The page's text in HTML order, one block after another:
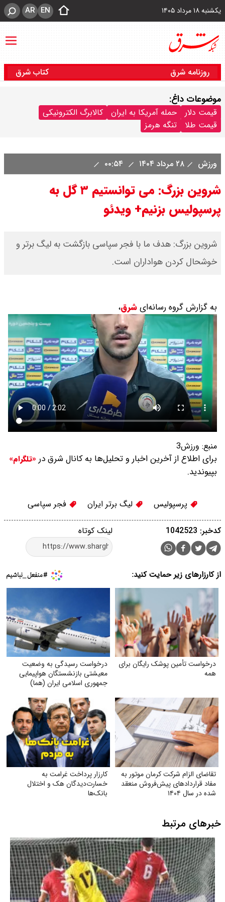
یکشنبه ۱۸ مرداد ۱۴۰۵ EN
AR
روزنامه شرق کتاب شرق
موضوعات داغ:
قیمت دلار حمله آمریکا به ایران
کالابرگ الکترونیکی
قیمت طلا
تنگه هرمز
ورزش ۲۸ مرداد ۱۴۰۴
شروین بزرگ: می توانستیم ۳ گل به
پرسپولیس بزنیم+ ویدئو
شروین بزرگ: هدف ما با فجر سپاسی بازگشت به لیگ برتر و
خوشحال کردن هواداران است.
به گزارش گروه رسانه‌ایشرق،
منبع: ورزش3
برای اطلاع از آخرین اخبار و تحلیل‌ها به کانال شرق در «تلگرام»
بپیوندید.
پرسپولیس لیگ برتر ایران فجر سپاسی
لینک کوتاه کدخبر: 1042523
از کارزارهای زیر حمایت کنید:
درخواست تأمین پوشک رایگان برای
همه
درخواست رسیدگی به وضعیت
معیشتی بازنشستگان هواپیمایی
جمهوری اسلامی ایران (هما)
تقاضای الزام شرکت کرمان موتور به
مفاد قراردادهای پیش‌فروش منعقد
شده در سال ۱۴۰۴
کارزار پرداخت غرامت به
خسارت‌دیدگان هک و اختلال
بانک‌ها
خبرهای مرتبط